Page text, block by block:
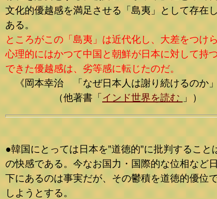
文化的優越感を満足させる「島夷」として存在
ある。
ところがこの「島夷」は近代化し、大差をつけ
心理的にはかつて中国と朝鮮が日本に対して持
できた優越感は、劣等感に転じたのだ。
《岡本幸治 「なぜ日本人は謝り続けるのか
（他著書「 インド世界を読む 」）
●韓国にとっては日本を”道徳的”に批判すること
の快感である。今なお国力・国際的な位相など
下にあるのは事実だが、その鬱積を道徳的優位
しようとする。